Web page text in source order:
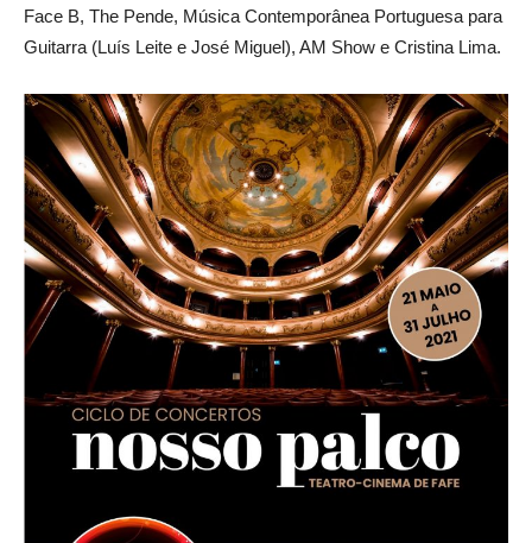
Face B, The Pende, Música Contemporânea Portuguesa para
Guitarra (Luís Leite e José Miguel), AM Show e Cristina Lima.